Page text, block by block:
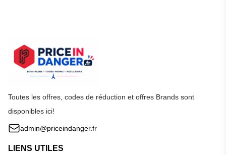
Toutes les offres, codes de réduction et offres Brands sont
disponibles ici!
admin@priceindanger.fr
LIENS UTILES